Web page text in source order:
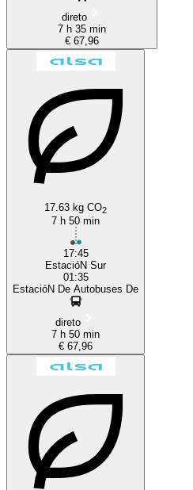
direto
7 h 35 min
€ 67,96
17.63 kg CO2
7 h 50 min
17:45
EstacióN Sur
01:35
EstacióN De Autobuses De
direto
7 h 50 min
€ 67,96